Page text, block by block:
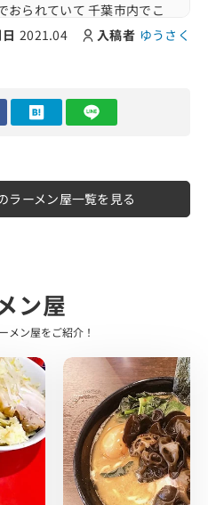
おられていて 千葉市内でこ
れた背景があります。
”さん、 開店と同時に来店し
み玉ねぎと様々なチャーシ
製麺とのことです。
胸と炙りもも、 豚肩ロース
のラインナップ。
とり感が最高でした。
はありますが 巷のラーメン好
ン界隈でもかなり高評価のた
です。
の方にぜひおすすめです！
2021.04 入稿者 ゆうさく
ラーメン屋一覧を見る
ン屋
メン屋をご紹介！